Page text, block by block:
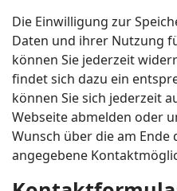
Die Einwilligung zur
Daten und ihrer Nutzung
können Sie jederzeit
findet sich dazu ein
können Sie sich jederzeit
Webseite abmelden oder
Wunsch über die am
angegebene